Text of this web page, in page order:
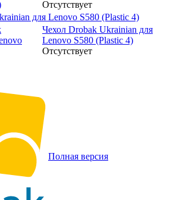
Отсутствует
для Lenovo S580 (Plastic 4)
Чехол Drobak Ukrainian для
Lenovo S580 (Plastic 4)
Отсутствует
Полная версия